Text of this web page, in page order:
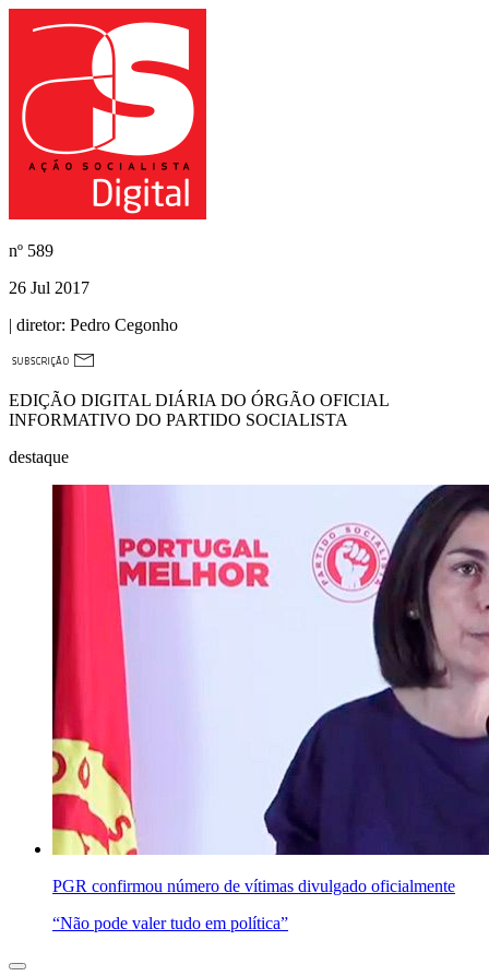
nº 589
26 Jul 2017
| diretor: Pedro Cegonho
EDIÇÃO DIGITAL DIÁRIA DO ÓRGÃO OFICIAL
INFORMATIVO DO PARTIDO SOCIALISTA
destaque
PGR confirmou número de vítimas divulgado oficialmente
“Não pode valer tudo em política”